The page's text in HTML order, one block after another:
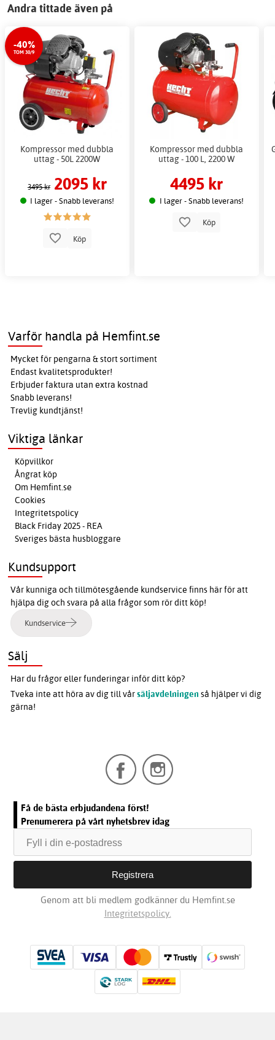
Andra tittade även på
-40%
TOM 30/9
Kompressor med dubbla
uttag - 50L 2200W
3495 kr 2095 kr
I lager - Snabb leverans!
Köp
Kompressor med dubbla
uttag - 100 L, 2200 W
4495 kr
I lager - Snabb leverans!
Köp
Varför handla på Hemfint.se
Mycket för pengarna & stort sortiment
Endast kvalitetsprodukter!
Erbjuder faktura utan extra kostnad
Snabb leverans!
Trevlig kundtjänst!
Viktiga länkar
Köpvillkor
Ångrat köp
Om Hemfint.se
Cookies
Integritetspolicy
Black Friday 2025 - REA
Sveriges bästa husbloggare
Kundsupport
Vår kunniga och tillmötesgående kundservice finns här för att
hjälpa dig och svara på alla frågor som rör ditt köp!
Kundservice
Sälj
Har du frågor eller funderingar inför ditt köp?
Tveka inte att höra av dig till vårsäljavdelningen så hjälper vi dig
gärna!
Få de bästa erbjudandena först!
Prenumerera på vårt nyhetsbrev idag
Genom att bli medlem godkänner du Hemfint.se
Integritetspolicy.